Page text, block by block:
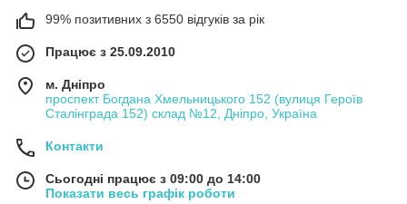
99% позитивних з 6550 відгуків за рік
Працює з 25.09.2010
м. Дніпро
проспект Богдана Хмельницького 152 (вулиця Героїв
Сталінграда 152) склад №12, Дніпро, Україна
Контакти
Сьогодні працює з 09:00 до 14:00
Показати весь графік роботи